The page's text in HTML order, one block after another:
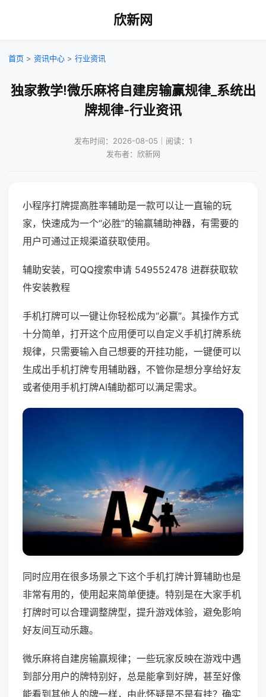
欣新网
首页 > 资讯中心 > 行业资讯
独家教学!微乐麻将自建房输赢规律_系统出
牌规律-行业资讯
发布时间：2026-08-05｜阅读：1
发布者：欣新网
小程序打牌提高胜率辅助是一款可以让一直输的玩
家，快速成为一个“必胜”的输赢辅助神器，有需要的
用户可通过正规渠道获取使用。
辅助安装，可QQ搜索申请 549552478 进群获取软
件安装教程
手机打牌可以一键让你轻松成为“必赢”。其操作方式
十分简单，打开这个应用便可以自定义手机打牌系统
规律，只需要输入自己想要的开挂功能，一键便可以
生成出手机打牌专用辅助器，不管你是想分享给好友
或者使用手机打牌AI辅助都可以满足需求。
同时应用在很多场景之下这个手机打牌计算辅助也是
非常有用的，使用起来简单便捷。特别是在大家手机
打牌时可以合理调整牌型，提升游戏体验，避免影响
好友间互动乐趣。
微乐麻将自建房输赢规律；一些玩家反映在游戏中遇
到部分用户的牌特别好，总是能拿到好牌，甚至好像
能看到其他人的牌一样，由此怀疑是不是有挂？确实